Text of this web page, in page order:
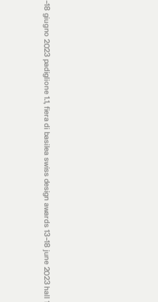
swiss design awards 13‒18 june 2023 hall 1.1, basel fair